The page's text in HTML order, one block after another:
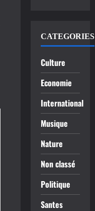
CATEGORIES
Culture
Economie
International
Musique
Nature
Non classé
Politique
Santes